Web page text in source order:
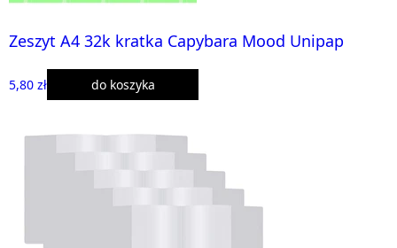
Zeszyt A4 32k kratka Capybara Mood Unipap
5,80 zł do koszyka